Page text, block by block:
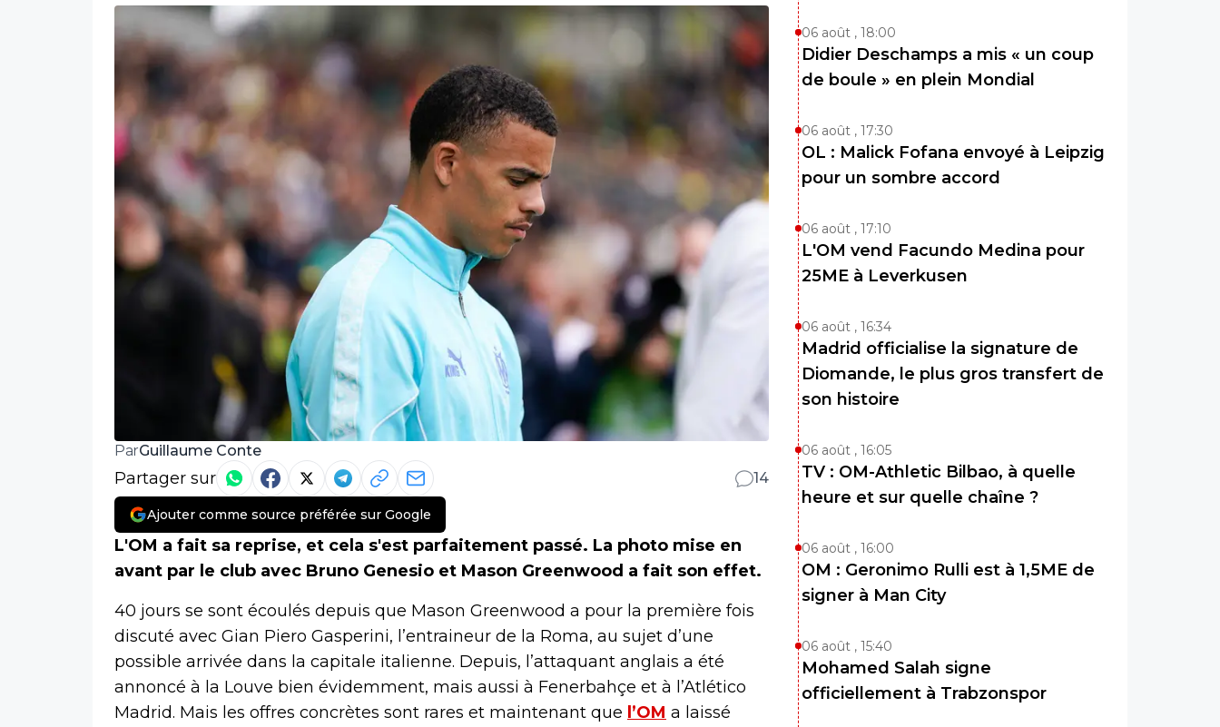
ParGuillaume Conte
Partager sur 14
Ajouter comme source préférée sur Google
L'OM a fait sa reprise, et cela s'est parfaitement passé. La photo mise en
avant par le club avec Bruno Genesio et Mason Greenwood a fait son effet.
40 jours se sont écoulés depuis que Mason Greenwood a pour la première fois
discuté avec Gian Piero Gasperini, l’entraineur de la Roma, au sujet d’une
possible arrivée dans la capitale italienne. Depuis, l’attaquant anglais a été
annoncé à la Louve bien évidemment, mais aussi à Fenerbahçe et à l’Atlético
Madrid. Mais les offres concrètes sont rares et maintenant que l’OM a laissé
06 août , 18:00
Didier Deschamps a mis « un coup
de boule » en plein Mondial
06 août , 17:30
OL : Malick Fofana envoyé à Leipzig
pour un sombre accord
06 août , 17:10
L'OM vend Facundo Medina pour
25ME à Leverkusen
06 août , 16:34
Madrid officialise la signature de
Diomande, le plus gros transfert de
son histoire
06 août , 16:05
TV : OM-Athletic Bilbao, à quelle
heure et sur quelle chaîne ?
06 août , 16:00
OM : Geronimo Rulli est à 1,5ME de
signer à Man City
06 août , 15:40
Mohamed Salah signe
officiellement à Trabzonspor